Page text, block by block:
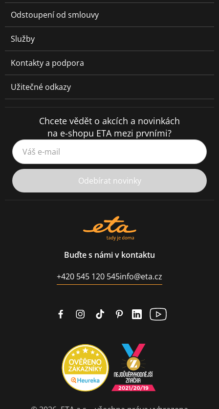
Odstoupení od smlouvy
Služby
Kontakty a podpora
Užitečné odkazy
Chcete vědět o akcích a novinkách
na e-shopu ETA mezi prvními?
Váš e-mail
Odebírat novinky
Buďte s námi v kontaktu
+420 545 120 545info@eta.cz